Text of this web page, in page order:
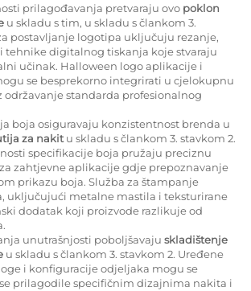
prilagođavanja pretvaraju ovo poklon
u skladu s tim, u skladu s člankom 3.
postavljanje logotipa uključuju rezanje,
tehnike digitalnog tiskanja koje stvaraju
učinak. Halloween logo aplikacije i
se besprekorno integrirati u cjelokupnu
održavanje standarda profesionalnog
boja osiguravaju konzistentnost brenda u
za nakit u skladu s člankom 3. stavkom 2.
specifikacije boja pružaju preciznu
zahtjevne aplikacije gdje prepoznavanje
prikazu boja. Služba za štampanje
uključujući metalne mastila i teksturirane
dodatak koji proizvode razlikuje od
unutrašnjosti poboljšavaju skladištenje
u skladu s člankom 3. stavkom 2. Uređene
i konfiguracije odjeljaka mogu se
prilagodile specifičnim dizajnima nakita i